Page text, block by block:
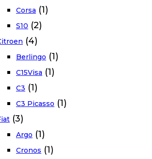
Corsa (1)
S10 (2)
(4)
Berlingo (1)
C15Visa (1)
C3 (1)
C3 Picasso (1)
(3)
Argo (1)
Cronos (1)